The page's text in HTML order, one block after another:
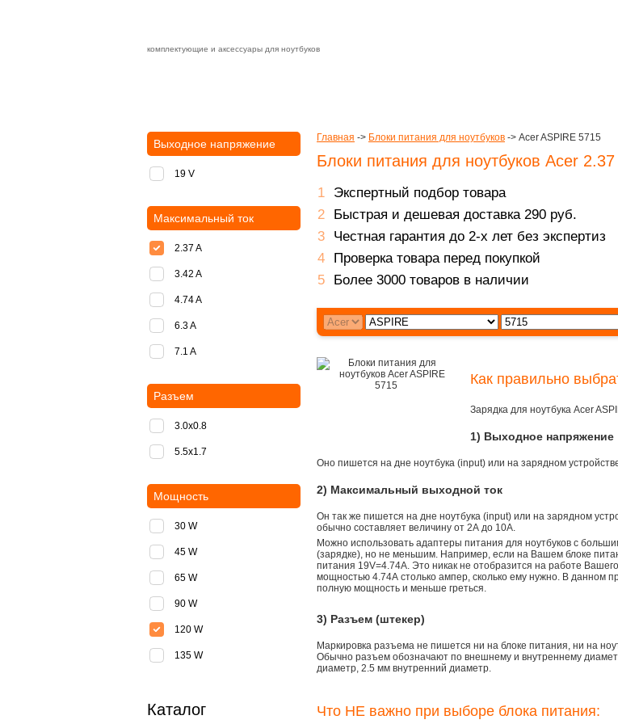
комплектующие и аксессуары для ноутбуков
Главная -> Блоки питания для ноутбуков -> Acer ASPIRE 5715
Блоки питания для ноутбуков Acer
Экспертный подбор товара
Быстрая и дешевая доставка 290 руб.
Честная гарантия до 2-х лет без экспертиз
Проверка товара перед покупкой
Более 3000 товаров в наличии
Как правильно
Зарядка для ноутбука Acer
1) Выходное напряжение
Оно пишется на дне ноутбука (input) или на зарядном
2) Максимальный выходной ток
Он так же пишется на дне ноутбука (input) или на зарядном
обычно составляет величину от 2А до 10A.
Можно использовать адаптеры питания для ноутбуков с
(зарядке), но не меньшим. Например, если на Вашем блоке
питания 19V=4.74A. Это никак не отобразится на работе
мощностью 4.74А столько ампер, сколько ему нужно. В данном
полную мощность и меньше греться.
3) Разъем (штекер)
Маркировка разъема не пишется ни на блоке питания, ни на
Обычно разъем обозначают по внешнему и внутреннему
диаметр, 2.5 мм внутренний диаметр.
Что НЕ важно при выборе блока питания:
Выходное напряжение
19 V
Максимальный ток
2.37 A
3.42 A
4.74 A
6.3 A
7.1 A
Разъем
3.0x0.8
5.5х1.7
Мощность
30 W
45 W
65 W
90 W
120 W
135 W
Каталог